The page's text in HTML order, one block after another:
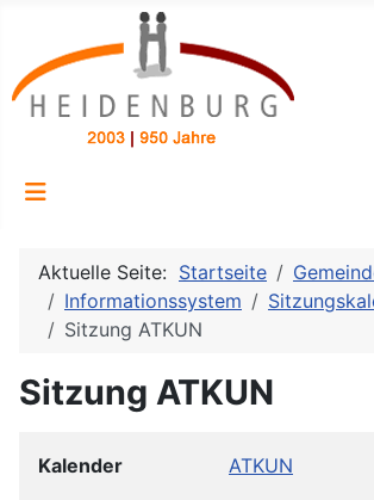
Aktuelle Seite: Startseite
Informationssystem
Sitzung ATKUN
Sitzung ATKUN
Kalender ATKUN